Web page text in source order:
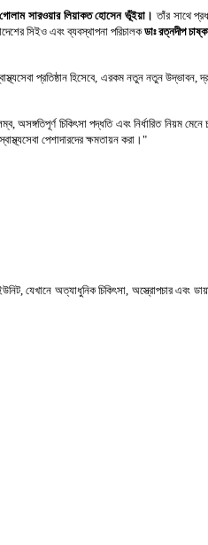
সারওয়ার লিয়াকত হোসেন ভূঁইয়া। তাঁর সাথে
সিইও এবং ব্যবস্থাপনা পরিচালকডাঃ রত্নদীপ
প্রতিষ্ঠান হিসেবে, এরকম নতুন নতুন
অসঙ্গতিপূর্ণ চিকিৎসা পদ্ধতি এবং নির্ধারিত নিয়ম
পেশাদারদের ক্ষমতায়ন করা।"
যেখানে অত্যাধুনিক চিকিৎসা, অস্ত্রোপচার এবং